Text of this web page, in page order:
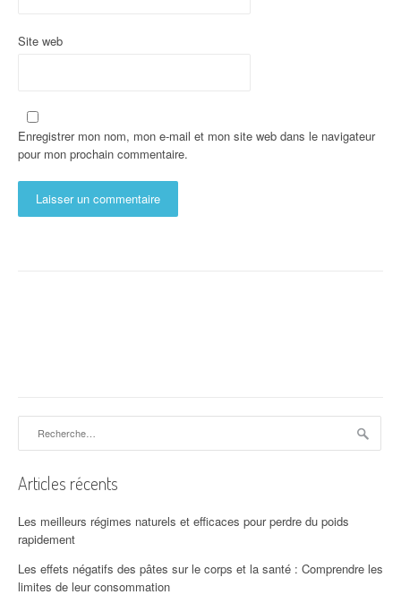
Site web
Enregistrer mon nom, mon e-mail et mon site web dans le navigateur
pour mon prochain commentaire.
Articles récents
Les meilleurs régimes naturels et efficaces pour perdre du poids
rapidement
Les effets négatifs des pâtes sur le corps et la santé : Comprendre les
limites de leur consommation